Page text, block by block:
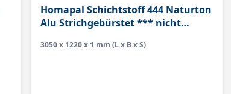
Homapal Schichtstoff 444 Naturton
Alu Strichgebürstet *** nicht
***
3050 x 1220 x 1 mm (L x B x S)